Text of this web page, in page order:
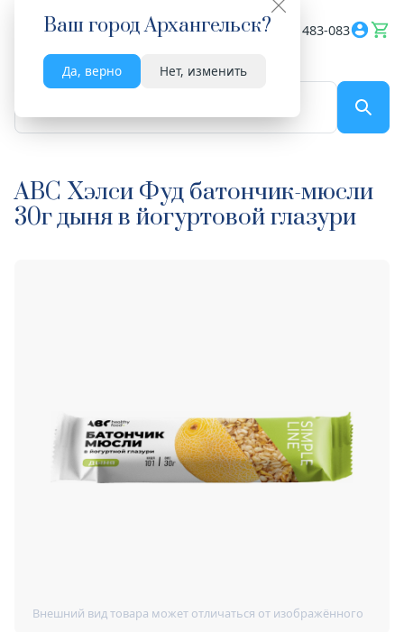
Ваш городАрхангельск?
Да, верно Нет, изменить
Весь сайт 8182 483-083
ABC Хэлси Фуд батончик-мюсли
30г дыня в йогуртовой глазури